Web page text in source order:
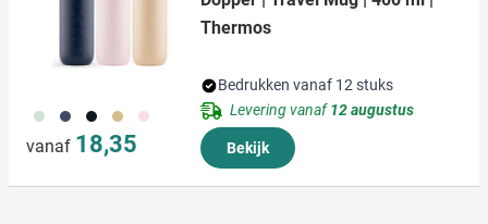
374 773 720 900 988
vanaf 18,35
Thermos
Bedrukken vanaf 12 stuks
Levering vanaf12 augustus
Bekijk